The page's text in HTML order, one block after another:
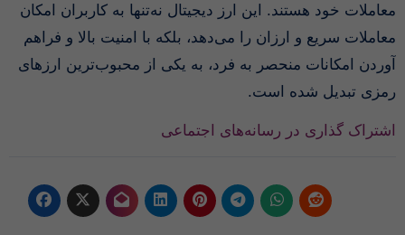
معاملات خود هستند. این ارز دیجیتال نه‌تنها به کاربران امکان
معاملات سریع و ارزان را می‌دهد، بلکه با امنیت بالا و فراهم
آوردن امکانات منحصر به فرد، به یکی از محبوب‌ترین ارزهای
رمزی تبدیل شده است.
اشتراک گذاری در رسانه‌های اجتماعی